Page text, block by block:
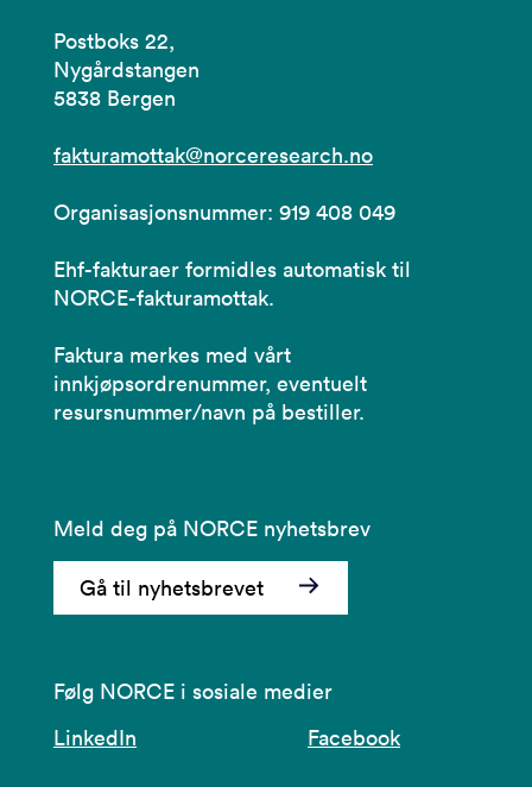
Postboks 22,
Nygårdstangen
5838 Bergen
fakturamottak@norceresearch.no
Organisasjonsnummer: 919 408 049
Ehf-fakturaer formidles automatisk til
NORCE-fakturamottak.
Faktura merkes med vårt
innkjøpsordrenummer, eventuelt
resursnummer/navn på bestiller.
Meld deg på NORCE nyhetsbrev
Gå til nyhetsbrevet
Følg NORCE i sosiale medier
LinkedIn
Facebook